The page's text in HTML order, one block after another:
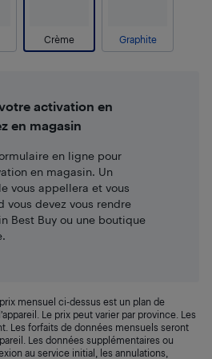
Crème Graphite
activation en
en magasin
en ligne pour
en magasin. Un
vous appellera et vous
vous devez vous rendre
Best Buy ou une boutique
mensuel ci-dessus est un plan de
Le prix peut varier par province. Les
Les forfaits de données mensuels seront
Les données supplémentaires ou
au service initial, les annulations,